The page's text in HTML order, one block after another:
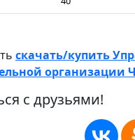
скачать/купить
организации
с друзьями!